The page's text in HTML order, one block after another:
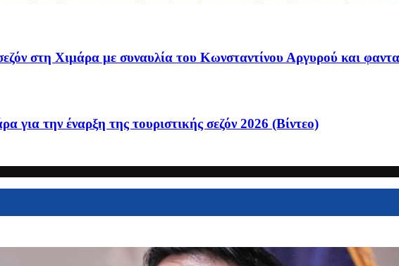
στη Χιμάρα με συναυλία του Κωνσταντίνου Αργυρού και
για την έναρξη της τουριστικής σεζόν 2026 (Βίντεο)